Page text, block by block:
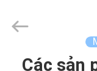
TRANG
Water
Meter
Reserved.Các sản